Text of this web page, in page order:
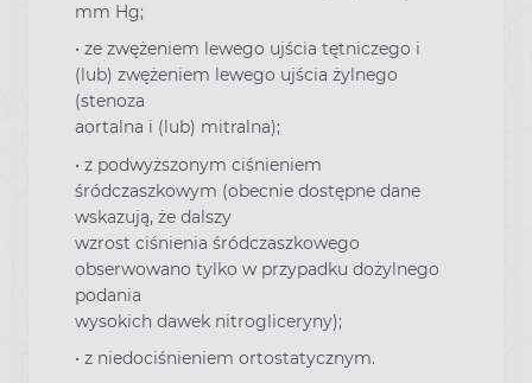
mm Hg;
• ze zwężeniem lewego ujścia tętniczego i
(lub) zwężeniem lewego ujścia żylnego
(stenoza
aortalna i (lub) mitralna);
• z podwyższonym ciśnieniem
śródczaszkowym (obecnie dostępne dane
wskazują, że dalszy
wzrost ciśnienia śródczaszkowego
obserwowano tylko w przypadku dożylnego
podania
wysokich dawek nitrogliceryny);
• z niedociśnieniem ortostatycznym.